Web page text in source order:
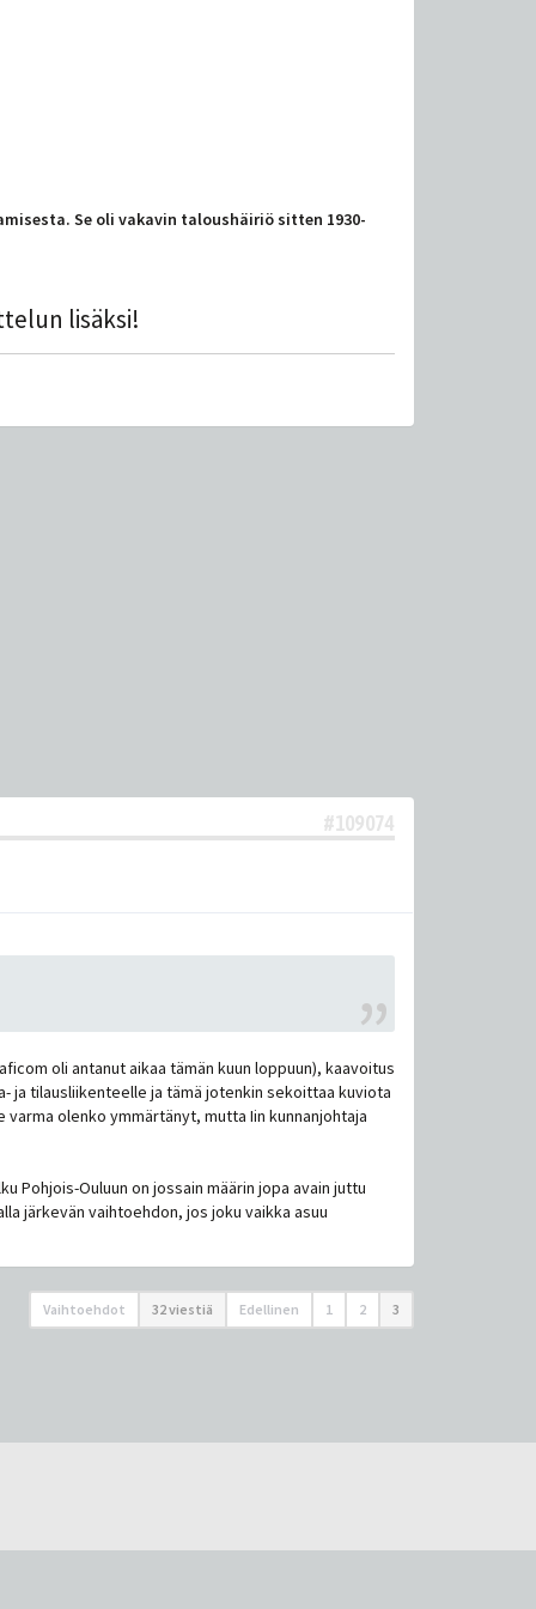
Se oli vakavin taloushäiriö sitten 1930-
lisäksi!
#109074
oli antanut aikaa tämän kuun loppuun), kaavoitus
ja tilausliikenteelle ja tämä jotenkin sekoittaa kuviota
olenko ymmärtänyt, mutta Iin kunnanjohtaja
Pohjois-Ouluun on jossain määrin jopa avain juttu
järkevän vaihtoehdon, jos joku vaikka asuu
Vaihtoehdot 32 viestiä Edellinen 1 2 3